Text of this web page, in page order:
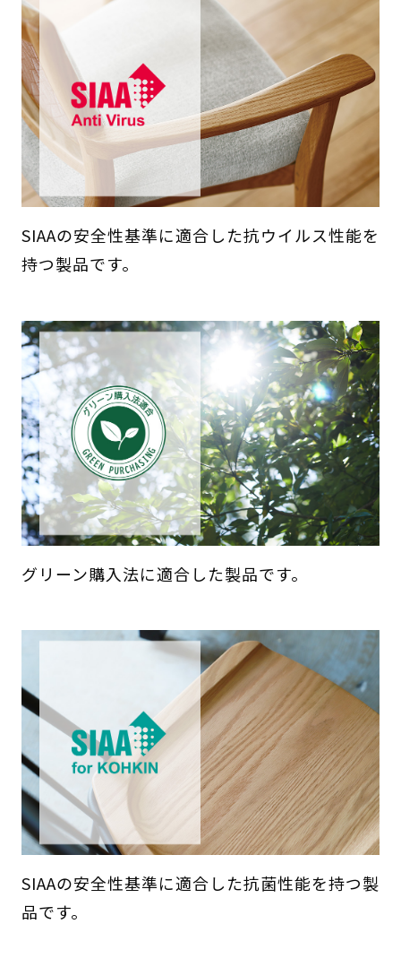
SIAAの安全性基準に適合した抗ウイルス性能を
持つ製品です。
グリーン購入法に適合した製品です。
SIAAの安全性基準に適合した抗菌性能を持つ製
品です。